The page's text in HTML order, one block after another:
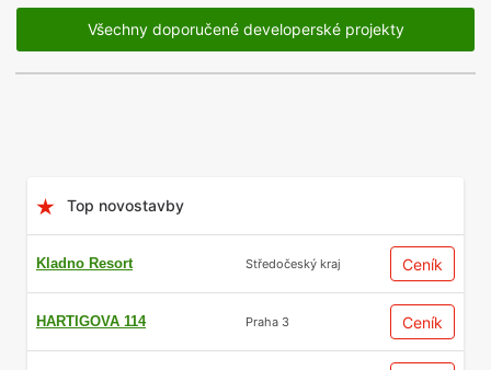
Všechny doporučené developerské projekty
Top novostavby
Kladno Resort Středočeský kraj Ceník
HARTIGOVA 114 Praha 3 Ceník